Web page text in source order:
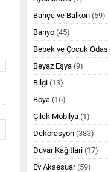
Bahçe ve Balkon (59)
Banyo (45)
Bebek ve Çocuk Odası
Beyaz Eşya (9)
Bilgi (13)
Boya (16)
Çilek Mobilya (1)
Dekorasyon (383)
Duvar Kağıtlari (17)
Ev Aksesuar(59)